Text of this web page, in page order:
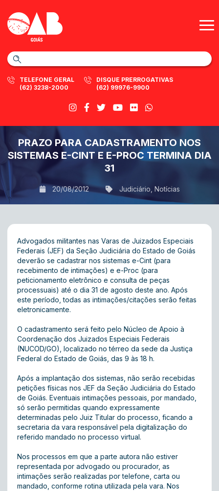
TELEFONE GERAL
(62) 3238-2000
DISQUE PRERROGATIVAS
(62) 99976-9900
PRAZO PARA CADASTRAMENTO NOS
SISTEMAS E-CINT E E-PROC TERMINA DIA
31
20/08/2012 Judiciário Notícias
Advogados militantes nas Varas de Juizados Especiais
Federais (JEF) da Seção Judiciária do Estado de Goiás
deverão se cadastrar nos sistemas e-Cint (para
recebimento de intimações) e e-Proc (para
peticionamento eletrônico e consulta de peças
processuais) até o dia 31 de agosto deste ano. Após
este período, todas as intimações/citações serão feitas
eletronicamente.
O cadastramento será feito pelo Núcleo de Apoio à
Coordenação dos Juizados Especiais Federais
(NUCOD/GO), localizado no térreo da sede da Justiça
Federal do Estado de Goiás, das 9 às 18 h.
Após a implantação dos sistemas, não serão recebidas
petições físicas nos JEF da Seção Judiciária do Estado
de Goiás. Eventuais intimações pessoais, por mandado,
só serão permitidas quando expressamente
determinadas pelo Juiz Titular do processo, ficando a
secretaria da vara responsável pela digitalização do
referido mandado no processo virtual.
Nos processos em que a parte autora não estiver
representada por advogado ou procurador, as
intimações serão realizadas por telefone, carta ou
mandado, conforme rotina utilizada pela vara. Nos